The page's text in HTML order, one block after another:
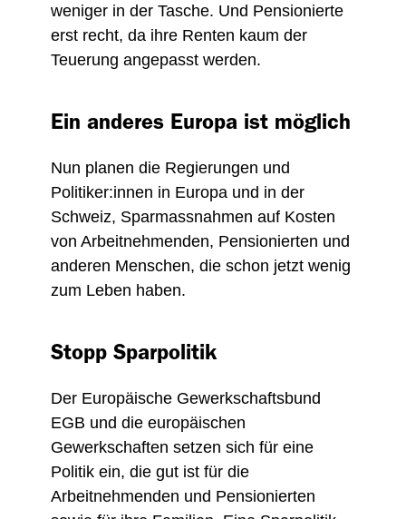
weniger in der Tasche. Und Pensionierte
erst recht, da ihre Renten kaum der
Teuerung angepasst werden.
Ein anderes Europa ist möglich
Nun planen die Regierungen und
Politiker:innen in Europa und in der
Schweiz, Sparmassnahmen auf Kosten
von Arbeitnehmenden, Pensionierten und
anderen Menschen, die schon jetzt wenig
zum Leben haben.
Stopp Sparpolitik
Der Europäische Gewerkschaftsbund
EGB und die europäischen
Gewerkschaften setzen sich für eine
Politik ein, die gut ist für die
Arbeitnehmenden und Pensionierten